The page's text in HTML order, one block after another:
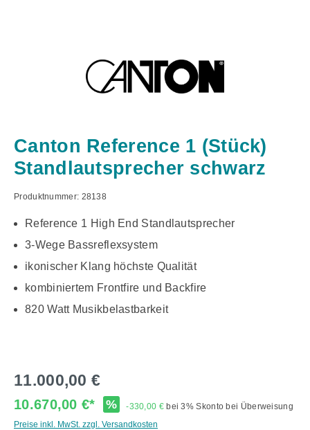
Canton Reference 1 (Stück)
Standlautsprecher schwarz
Produktnummer: 28138
Reference 1 High End Standlautsprecher
3-Wege Bassreflexsystem
ikonischer Klang höchste Qualität
kombiniertem Frontfire und Backfire
820 Watt Musikbelastbarkeit
11.000,00 €
10.670,00 €* % -330,00 €bei 3% Skonto bei Überweisung
Preise inkl. MwSt. zzgl. Versandkosten